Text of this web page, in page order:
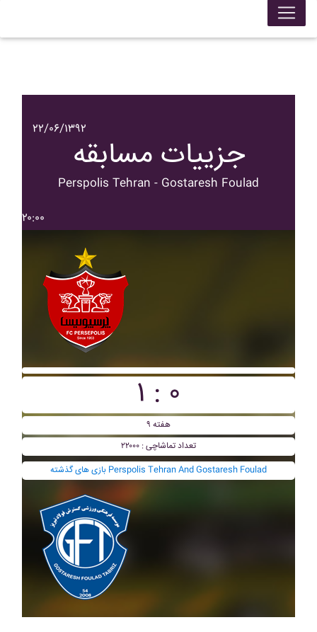
۲۲/۰۶/۱۳۹۲
جزییات مسابقه
Perspolis Tehran - Gostaresh Foulad
۲۰:۰۰
۱ : ۰
هفته ۹
تعداد تماشاچی : ۲۲۰۰۰
بازی های گذشته Perspolis Tehran And Gostaresh Foulad